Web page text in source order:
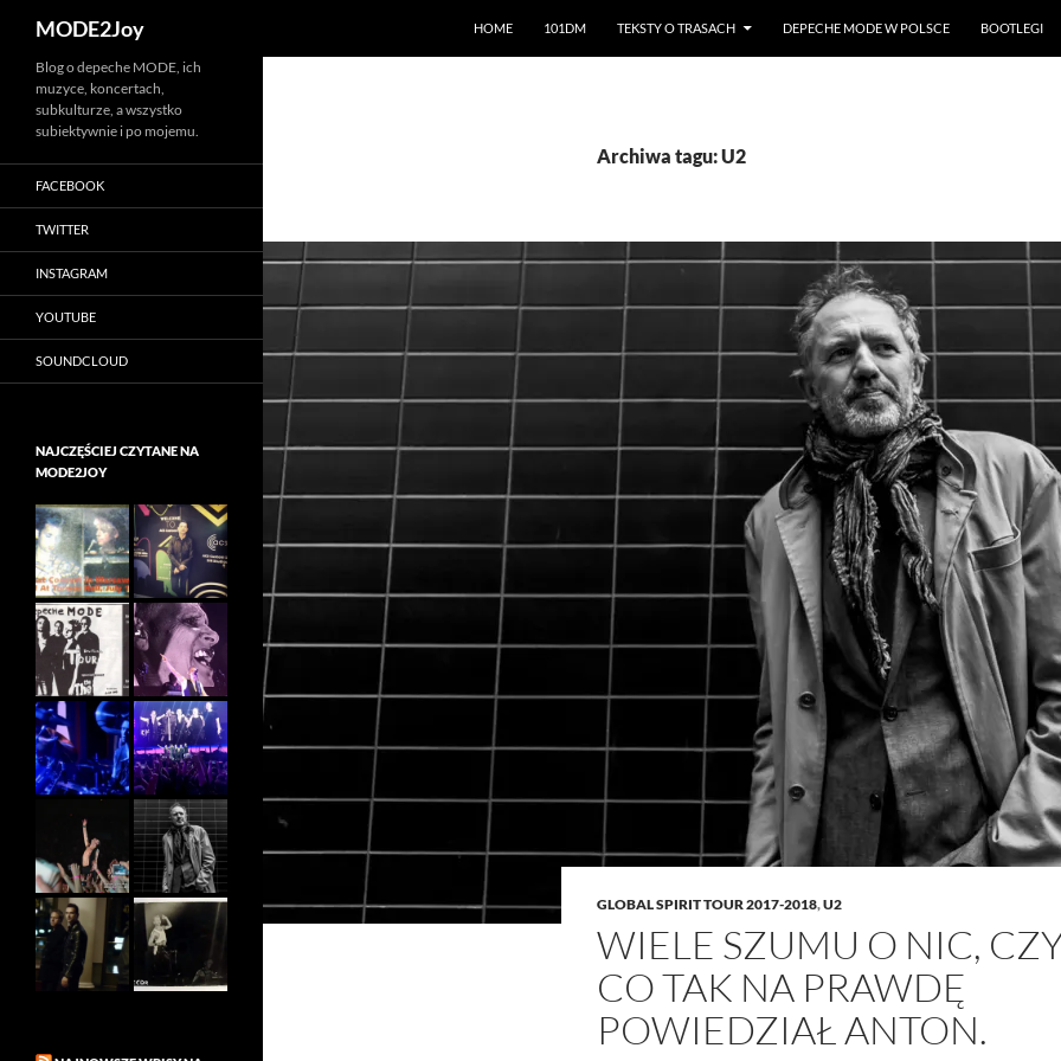
Przejdź
treści
MODE2Joy HOME 101DM TEKSTY O TRASACH DEPECHE MODE W POLSCE BOOTLEGI
Archiwa tagu: U2
GLOBAL SPIRIT TOUR 2017-2018,U2
WIELE SZUMU O NIC,
CO TAK NA PRAWDĘ
POWIEDZIAŁ ANTON.
Blog o depeche MODE, ich
muzyce, koncertach,
subkulturze, a wszystko
subiektywnie i po mojemu.
FACEBOOK
TWITTER
INSTAGRAM
YOUTUBE
SOUNDCLOUD
NAJCZĘŚCIEJ CZYTANE NA
MODE2JOY